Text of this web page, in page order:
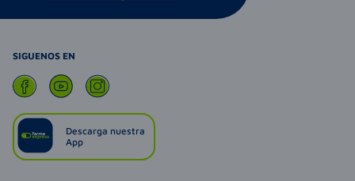
SIGUENOS EN
Descarga nuestra
App